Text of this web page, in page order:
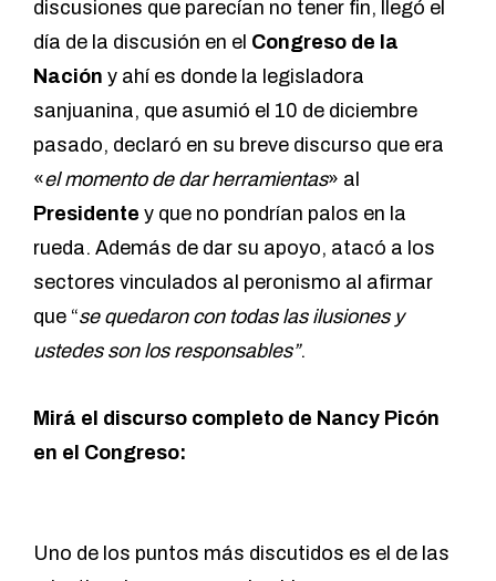
discusiones que parecían no tener fin, llegó el
día de la discusión en el Congreso de la
Nación y ahí es donde la legisladora
sanjuanina, que asumió el 10 de diciembre
pasado, declaró en su breve discurso que era
«el momento de dar herramientas» al
Presidente y que no pondrían palos en la
rueda. Además de dar su apoyo, atacó a los
sectores vinculados al peronismo al afirmar
que “se quedaron con todas las ilusiones y
ustedes son los responsables”.
Mirá el discurso completo de Nancy Picón
en el Congreso:
Uno de los puntos más discutidos es el de las